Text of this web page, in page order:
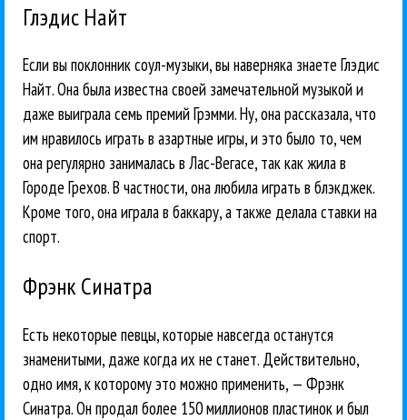
Глэдис Найт
Если вы поклонник соул-музыки, вы наверняка знаете Глэдис
Найт. Она была известна своей замечательной музыкой и
даже выиграла семь премий Грэмми. Ну, она рассказала, что
им нравилось играть в азартные игры, и это было то, чем
она регулярно занималась в Лас-Вегасе, так как жила в
Городе Грехов. В частности, она любила играть в блэкджек.
Кроме того, она играла в баккару, а также делала ставки на
спорт.
Фрэнк Синатра
Есть некоторые певцы, которые навсегда останутся
знаменитыми, даже когда их не станет. Действительно,
одно имя, к которому это можно применить, — Фрэнк
Синатра. Он продал более 150 миллионов пластинок и был